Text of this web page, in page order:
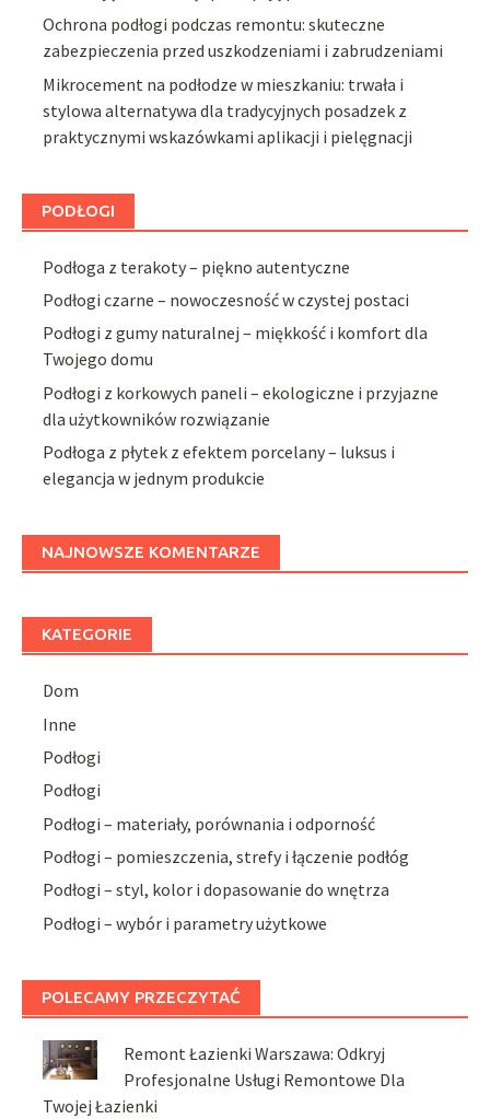
Ochrona podłogi podczas remontu: skuteczne
zabezpieczenia przed uszkodzeniami i zabrudzeniami
Mikrocement na podłodze w mieszkaniu: trwała i
stylowa alternatywa dla tradycyjnych posadzek z
praktycznymi wskazówkami aplikacji i pielęgnacji
PODŁOGI
Podłoga z terakoty – piękno autentyczne
Podłogi czarne – nowoczesność w czystej postaci
Podłogi z gumy naturalnej – miękkość i komfort dla
Twojego domu
Podłogi z korkowych paneli – ekologiczne i przyjazne
dla użytkowników rozwiązanie
Podłoga z płytek z efektem porcelany – luksus i
elegancja w jednym produkcie
NAJNOWSZE KOMENTARZE
KATEGORIE
Dom
Inne
Podłogi
Podłogi
Podłogi – materiały, porównania i odporność
Podłogi – pomieszczenia, strefy i łączenie podłóg
Podłogi – styl, kolor i dopasowanie do wnętrza
Podłogi – wybór i parametry użytkowe
POLECAMY PRZECZYTAĆ
Remont Łazienki Warszawa: Odkryj
Profesjonalne Usługi Remontowe Dla
Twojej Łazienki